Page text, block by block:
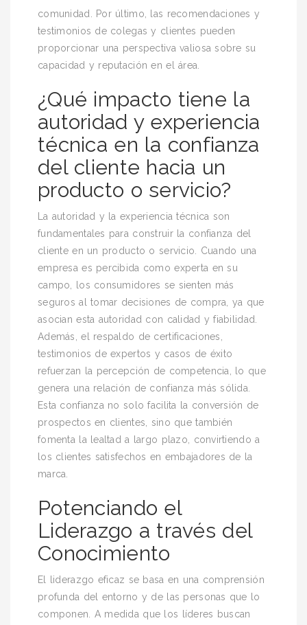
comunidad. Por último, las recomendaciones y
testimonios de colegas y clientes pueden
proporcionar una perspectiva valiosa sobre su
capacidad y reputación en el área.
¿Qué impacto tiene la
autoridad y experiencia
técnica en la confianza
del cliente hacia un
producto o servicio?
La autoridad y la experiencia técnica son
fundamentales para construir la confianza del
cliente en un producto o servicio. Cuando una
empresa es percibida como experta en su
campo, los consumidores se sienten más
seguros al tomar decisiones de compra, ya que
asocian esta autoridad con calidad y fiabilidad.
Además, el respaldo de certificaciones,
testimonios de expertos y casos de éxito
refuerzan la percepción de competencia, lo que
genera una relación de confianza más sólida.
Esta confianza no solo facilita la conversión de
prospectos en clientes, sino que también
fomenta la lealtad a largo plazo, convirtiendo a
los clientes satisfechos en embajadores de la
marca.
Potenciando el
Liderazgo a través del
Conocimiento
El liderazgo eficaz se basa en una comprensión
profunda del entorno y de las personas que lo
componen. A medida que los líderes buscan